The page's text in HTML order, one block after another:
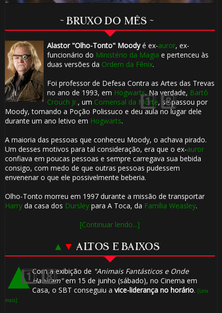
~ BRUXO DO MÊS ~
Alastor "Olho-Tonto" Moodyé ex-auror, ex-
funcionário do Ministério da Magia e pertenceu às
duas versões da Ordem da Fênix.
Foi professor de Defesa Contra as Artes das Trevas
no ano de 1993, em Hogwarts. Na verdade, Bartô
Crouch Jr., um Comensal da Morte, se passou por
Moody, tomando a Poção Polissuco e deu aula no lugar dele
durante um ano letivo em Hogwarts.
A maioria das pessoas que conheceu Moody, o achava pirado.
Um desses motivos para tal consideração, era que o ex-auror
confiava em poucas pessoas e sempre carregava sua bebida
consigo, com medo de que outras pessoas pudessem
envenenar o que ele possivelmente beberia.
Olho-Tonto morreu em 1997 durante a missão de transportar
Harryda casa dos Dursleypara A Toca, da Família Weasley.
[Continuar lendo...]
▲ ▼ ALTOS E BAIXOS
Com a exibição de "Animais Fantásticos e Onde
Habitam"em 15 de junho (sábado), no Cinema em
Casa, o SBT conseguiu a vice-liderança no horário. [Leia
mais]
🎈
🎂
⚡
🎈